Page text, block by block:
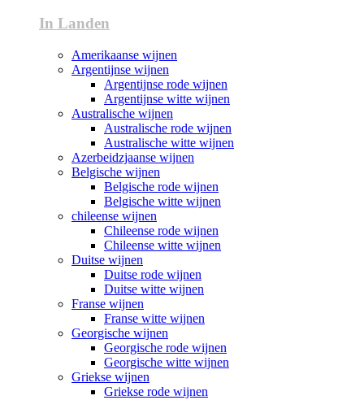
In Landen
Amerikaanse wijnen
Argentijnse wijnen
Argentijnse rode wijnen
Argentijnse witte wijnen
Australische wijnen
Australische rode wijnen
Australische witte wijnen
Azerbeidzjaanse wijnen
Belgische wijnen
Belgische rode wijnen
Belgische witte wijnen
chileense wijnen
Chileense rode wijnen
Chileense witte wijnen
Duitse wijnen
Duitse rode wijnen
Duitse witte wijnen
Franse wijnen
Franse witte wijnen
Georgische wijnen
Georgische rode wijnen
Georgische witte wijnen
Griekse wijnen
Griekse rode wijnen